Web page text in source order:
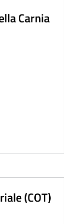
Carnia
(COT)